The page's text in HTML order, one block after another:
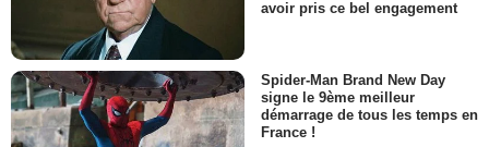
avoir pris ce bel engagement
Spider-Man Brand New Day
signe le 9ème meilleur
démarrage de tous les temps en
France !